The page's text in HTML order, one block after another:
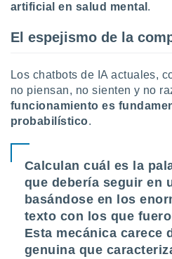
para
ni para
aunque
web a
abono
artificial en salud mental .
El espejismo de la
Los chatbots de IA actuales,
no piensan, no sienten y no
funcionamiento es
probabilístico.
Calculan cuál es la
que debería seguir en
basándose en los
texto con los que
Esta mecánica carece
genuina que